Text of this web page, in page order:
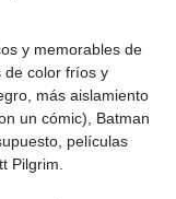
y memorables de
de color fríos y
más aislamiento
un cómic), Batman
películas
Pilgrim.